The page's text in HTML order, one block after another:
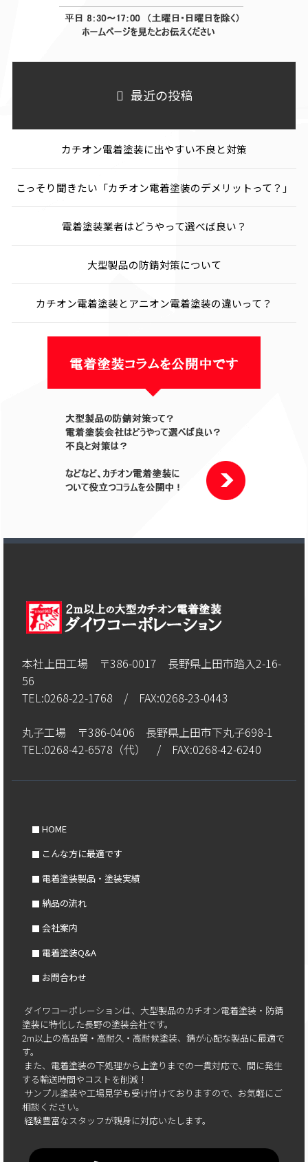
最近の投稿
カチオン電着塗装に出やすい不良と対策
こっそり聞きたい「カチオン電着塗装のデメリットって？」
電着塗装業者はどうやって選べば良い？
大型製品の防錆対策について
カチオン電着塗装とアニオン電着塗装の違いって？
本社上田工場 〒386-0017 長野県上田市踏入2-16-
56
TEL:0268-22-1768 / FAX:0268-23-0443
丸子工場 〒386-0406 長野県上田市下丸子698-1
TEL:0268-42-6578（代） / FAX:0268-42-6240
HOME
こんな方に最適です
電着塗装製品・塗装実績
納品の流れ
会社案内
電着塗装Q&A
お問合わせ
ダイワコーポレーションは、大型製品のカチオン電着塗装・防錆
塗装に特化した長野の塗装会社です。
2m以上の高品質・高耐久・高耐候塗装、錆が心配な製品に最適で
す。
また、電着塗装の下処理から上塗りまでの一貫対応で、間に発生
する輸送時間やコストを削減！
サンプル塗装や工場見学も受け付けておりますので、お気軽にご
相談ください。
経験豊富なスタッフが親身に対応いたします。